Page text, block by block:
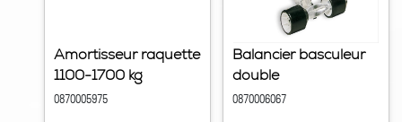
Amortisseur raquette
1100-1700 kg
0870005975
Balancier basculeur
double
0870006067